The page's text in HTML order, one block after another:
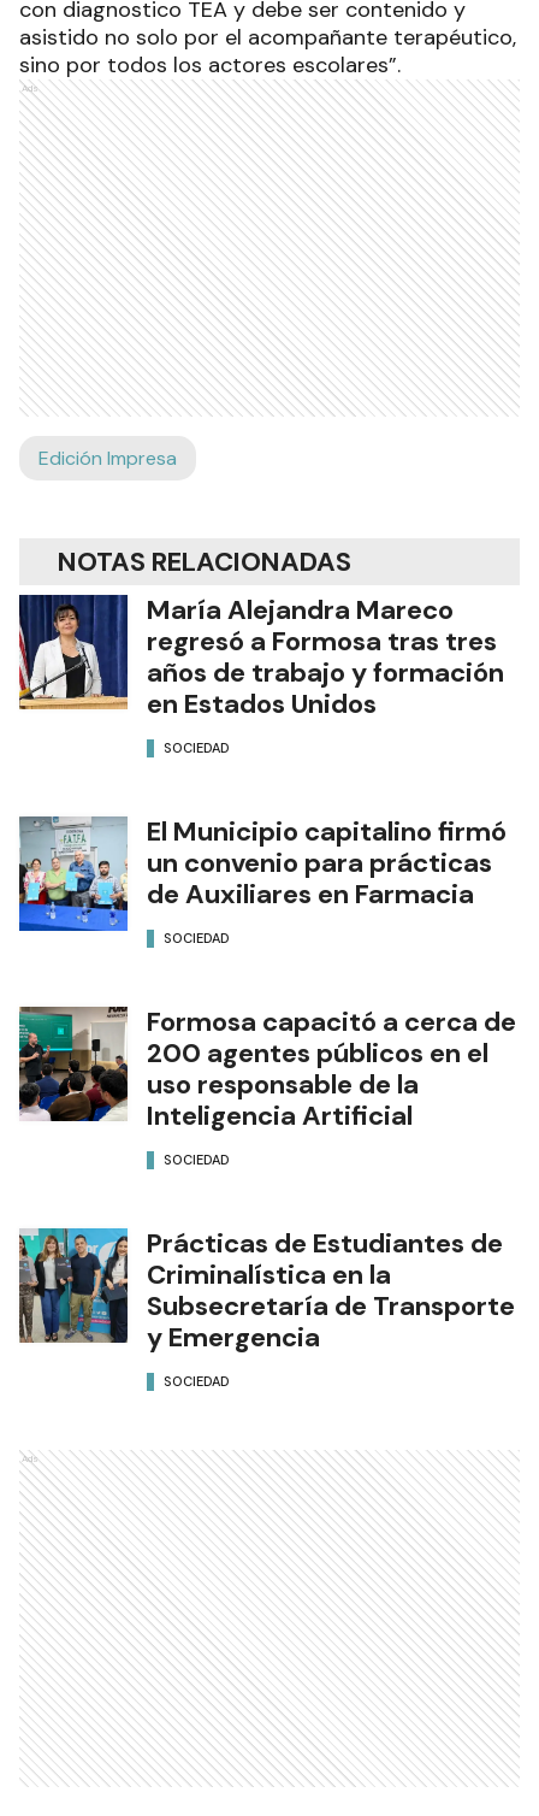
con diagnostico TEA y debe ser contenido y
asistido no solo por el acompañante terapéutico,
sino por todos los actores escolares”.
Ads
Edición Impresa
NOTAS RELACIONADAS
María Alejandra Mareco
regresó a Formosa tras tres
años de trabajo y formación
en Estados Unidos
SOCIEDAD
El Municipio capitalino firmó
un convenio para prácticas
de Auxiliares en Farmacia
SOCIEDAD
Formosa capacitó a cerca de
200 agentes públicos en el
uso responsable de la
Inteligencia Artificial
SOCIEDAD
Prácticas de Estudiantes de
Criminalística en la
Subsecretaría de Transporte
y Emergencia
SOCIEDAD
Ads